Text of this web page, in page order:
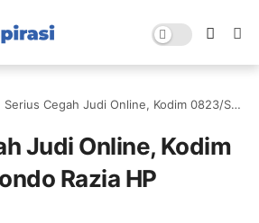
Serius Cegah Judi Online, Kodim 0823/Situbondo Razia HP Anggota
Judi Online, Kodim
Razia HP